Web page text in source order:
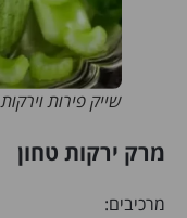
שייק פירות וירקות
מרק ירקות טחון
מרכיבים: